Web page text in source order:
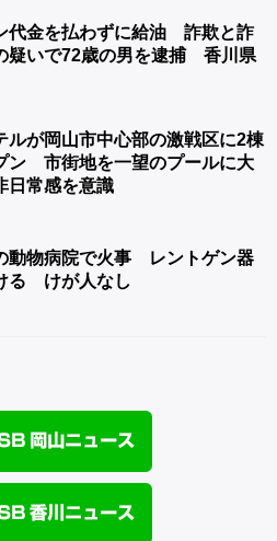
代金を払わずに給油 詐欺と詐
疑いで72歳の男を逮捕 香川県
ルが岡山市中心部の激戦区に2棟
ン 市街地を一望のプールに大
常感を意識
動物病院で火事 レントゲン器
る けが人なし